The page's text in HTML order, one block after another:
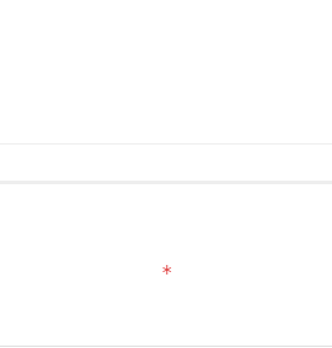
*